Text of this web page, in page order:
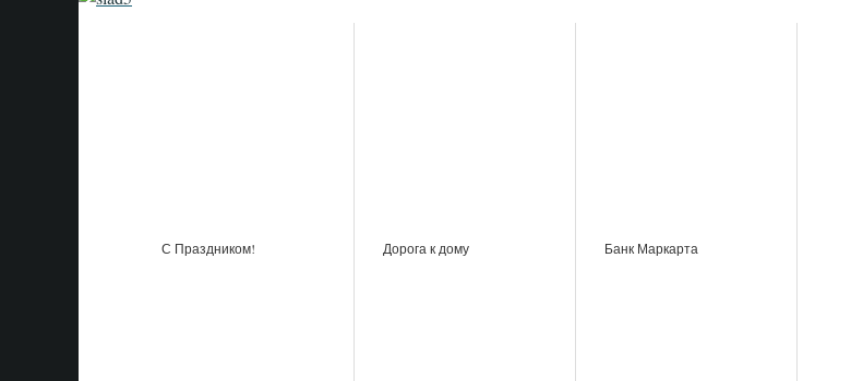
С Праздником! Дорога к дому Банк Маркарта